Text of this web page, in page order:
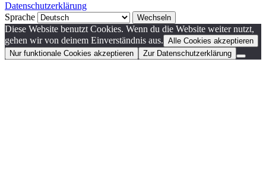
Datenschutzerklärung
Sprache
Diese Website benutzt Cookies. Wenn du die Website weiter nutzt,
gehen wir von deinem Einverständnis aus. Alle Cookies akzeptieren
Nur funktionale Cookies akzeptieren
Zur Datenschutzerklärung